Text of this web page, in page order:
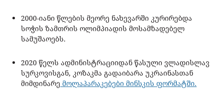
2000-იანი წლების მეორე ნახევარში კურირებდა
სოჭის ზამთრის ოლიმპიადის მოსამზადებელ
სამუშაოებს.
2020 წელს ადმინისტრაციიდან წასული ვლადისლავ
სურკოვისგან, კოზაკმა გადაიბარა უკრაინასთან
მიმდინარე მოლაპარაკებები მინსკის ფორმატში.